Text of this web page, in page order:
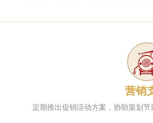
营销
定期推出促销活动方案，协助策划